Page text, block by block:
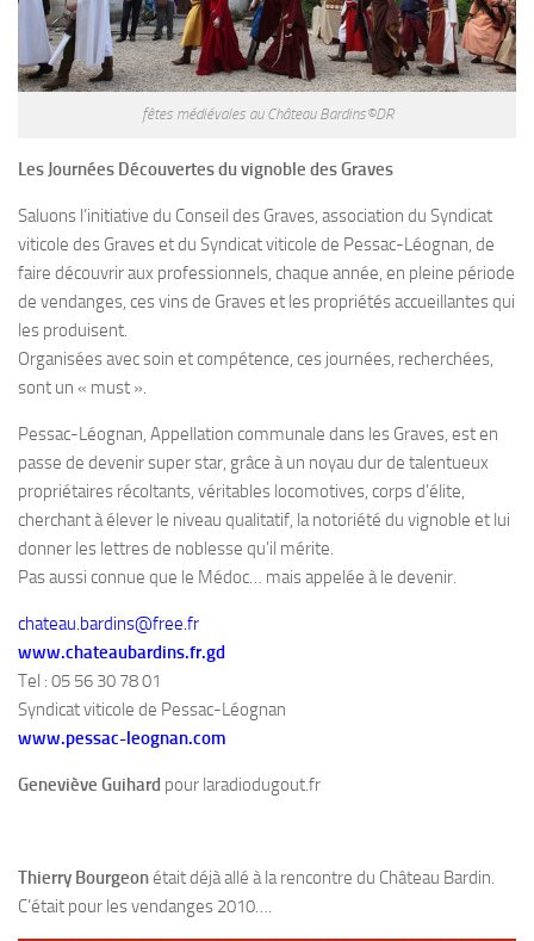
fêtes médiévales au Château Bardins©DR
Les Journées Découvertes du vignoble des Graves
Saluons l’initiative du Conseil des Graves, association du Syndicat
viticole des Graves et du Syndicat viticole de Pessac-Léognan, de
faire découvrir aux professionnels, chaque année, en pleine période
de vendanges, ces vins de Graves et les propriétés accueillantes qui
les produisent.
Organisées avec soin et compétence, ces journées, recherchées,
sont un « must ».
Pessac-Léognan, Appellation communale dans les Graves, est en
passe de devenir super star, grâce à un noyau dur de talentueux
propriétaires récoltants, véritables locomotives, corps d’élite,
cherchant à élever le niveau qualitatif, la notoriété du vignoble et lui
donner les lettres de noblesse qu’il mérite.
Pas aussi connue que le Médoc… mais appelée à le devenir.
chateau.bardins@free.fr
www.chateaubardins.fr.gd
Tel : 05 56 30 78 01
Syndicat viticole de Pessac-Léognan
www.pessac-leognan.com
Geneviève Guihard pour laradiodugout.fr
Thierry Bourgeonétait déjà allé à la rencontre du Château Bardin.
C’était pour les vendanges 2010….